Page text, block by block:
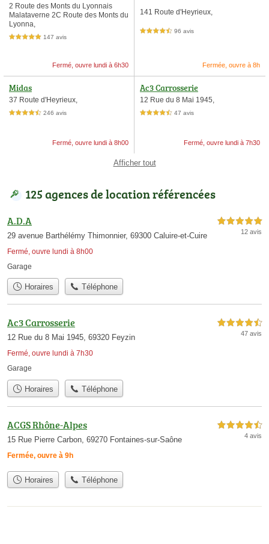
2 Route des Monts du Lyonnais
Malataverne 2C Route des Monts du
Lyonna,
5,0 étoiles sur 5 147 avis
Fermé, ouvre lundi à 6h30
141 Route d'Heyrieux,
4,5 étoiles sur 5 96 avis
Fermée, ouvre à 8h
Midas
37 Route d'Heyrieux,
4,5 étoiles sur 5 246 avis
Fermé, ouvre lundi à 8h00
Ac3 Carrosserie
12 Rue du 8 Mai 1945,
4,5 étoiles sur 5 47 avis
Fermé, ouvre lundi à 7h30
Afficher tout
125 agences de location référencées
A.D.A
29 avenue Barthélémy Thimonnier, 69300 Caluire-et-Cuire
Fermé, ouvre lundi à 8h00
5,0 étoiles sur 5
12 avis
Garage
Horaires Téléphone
Ac3 Carrosserie
12 Rue du 8 Mai 1945, 69320 Feyzin
Fermé, ouvre lundi à 7h30
4,5 étoiles sur 5
47 avis
Garage
Horaires Téléphone
ACGS Rhône-Alpes
15 Rue Pierre Carbon, 69270 Fontaines-sur-Saône
Fermée, ouvre à 9h
4,5 étoiles sur 5
4 avis
Horaires Téléphone